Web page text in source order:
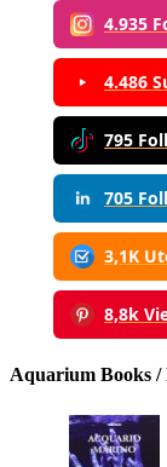
4.935
4.486
795
705
3,1K
8,8k
Aquarium Books